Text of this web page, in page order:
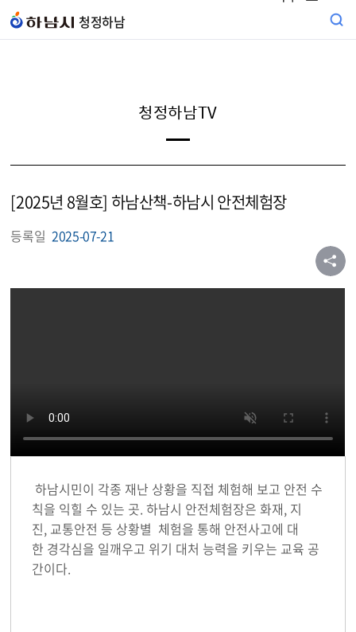
청정하남
청정하남TV
[2025년 8월호] 하남산책-하남시 안전체험장
등록일 2025-07-21